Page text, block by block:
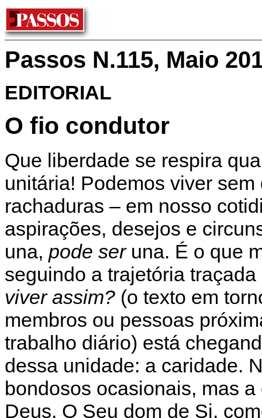
Passos N.115, Maio
EDITORIAL
O fio condutor
Que liberdade se respira
unitária! Podemos viver
rachaduras – em nosso
aspirações, desejos e
una, pode seruna. É o que
seguindo a trajetória
viver assim? (o texto em
membros ou pessoas
trabalho diário) está
dessa unidade: a caridade.
bondosos ocasionais, mas
Deus. O Seu dom de Si,